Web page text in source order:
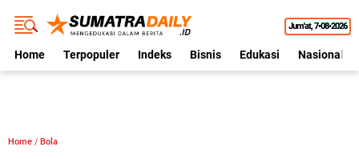
Jum'at 7•08•2026
Home Terpopuler Indeks Bisnis Edukasi Nasional
Home / Bola